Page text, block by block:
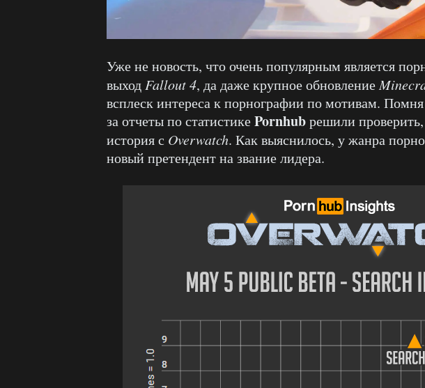
Уже не новость, что очень популярным является
выход Fallout 4, да даже крупное обновление
всплеск интереса к порнографии по мотивам.
за отчеты по статистикеPornhubрешили
история с Overwatch. Как выяснилось, у жанра
новый претендент на звание лидера.